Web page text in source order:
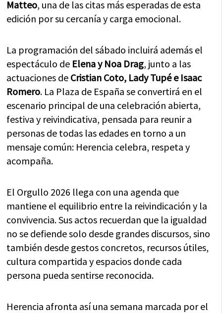
Matteo, una de las citas más esperadas de esta
edición por su cercanía y carga emocional.
La programación del sábado incluirá además el
espectáculo de Elena y Noa Drag, junto a las
actuaciones de Cristian Coto, Lady Tupé e Isaac
Romero. La Plaza de España se convertirá en el
escenario principal de una celebración abierta,
festiva y reivindicativa, pensada para reunir a
personas de todas las edades en torno a un
mensaje común: Herencia celebra, respeta y
acompaña.
El Orgullo 2026 llega con una agenda que
mantiene el equilibrio entre la reivindicación y la
convivencia. Sus actos recuerdan que la igualdad
no se defiende solo desde grandes discursos, sino
también desde gestos concretos, recursos útiles,
cultura compartida y espacios donde cada
persona pueda sentirse reconocida.
Herencia afronta así una semana marcada por el